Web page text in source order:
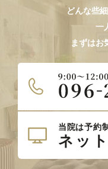
どんな些
一
まずはお